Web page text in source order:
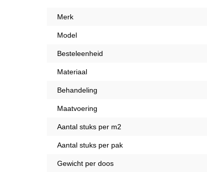
Merk
Model
Besteleenheid
Materiaal
Behandeling
Maatvoering
Aantal stuks per m2
Aantal stuks per pak
Gewicht per doos